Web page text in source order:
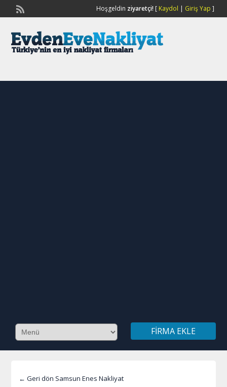
Hoşgeldin ziyaretçi![ Kaydol | Giriş Yap ]
FIRMA EKLE
← Geri dön Samsun Enes Nakliyat